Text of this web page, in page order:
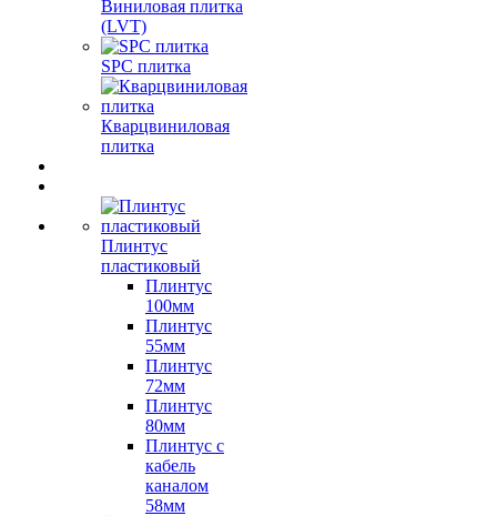
Виниловая плитка
(LVT)
SPC плитка
Кварцвиниловая
плитка
Плинтус
пластиковый
Плинтус
100мм
Плинтус
55мм
Плинтус
72мм
Плинтус
80мм
Плинтус с
кабель
каналом
58мм